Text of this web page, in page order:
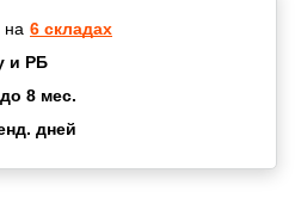
на 6 складах
и РБ
до 8 мес.
дней